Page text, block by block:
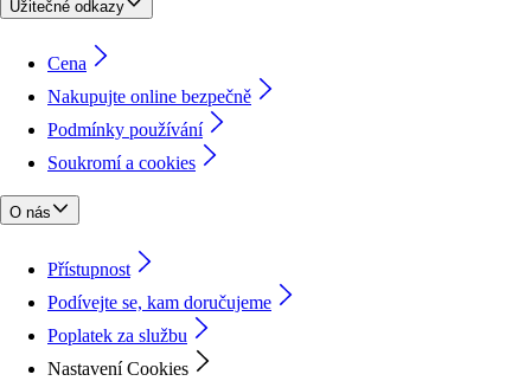
Užitečné odkazy
Cena
Nakupujte online bezpečně
Podmínky používání
Soukromí a cookies
O nás
Přístupnost
Podívejte se, kam doručujeme
Poplatek za službu
Nastavení Cookies